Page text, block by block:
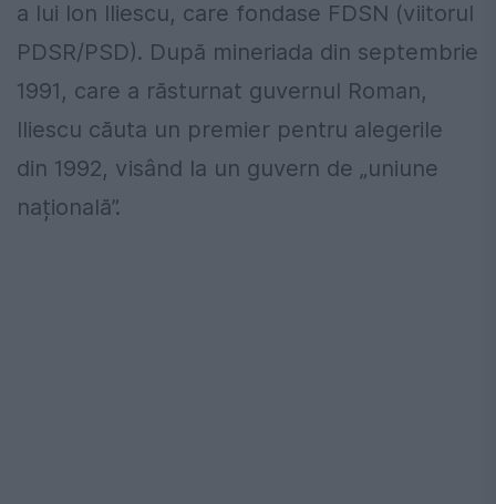
a lui Ion Iliescu, care fondase FDSN (viitorul
PDSR/PSD). După mineriada din septembrie
1991, care a răsturnat guvernul Roman,
Iliescu căuta un premier pentru alegerile
din 1992, visând la un guvern de „uniune
națională”.